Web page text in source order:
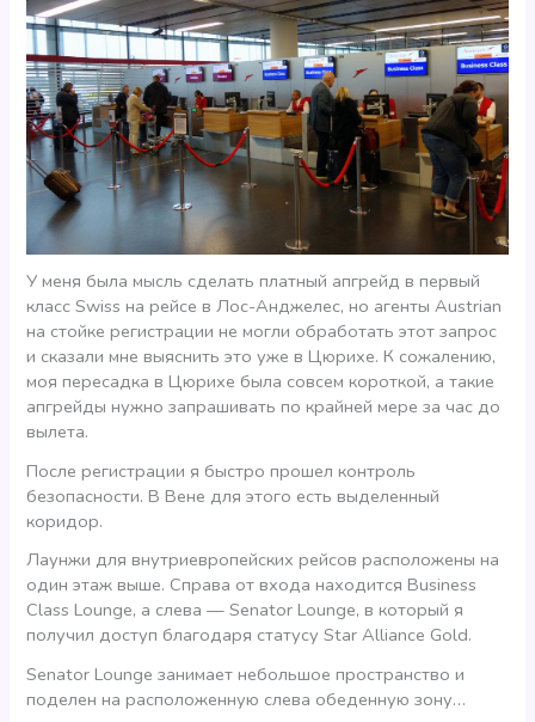
У меня была мысль сделать платный апгрейд в первый
класс Swiss на рейсе в Лос-Анджелес, но агенты Austrian
на стойке регистрации не могли обработать этот запрос
и сказали мне выяснить это уже в Цюрихе. К сожалению,
моя пересадка в Цюрихе была совсем короткой, а такие
апгрейды нужно запрашивать по крайней мере за час до
вылета.
После регистрации я быстро прошел контроль
безопасности. В Вене для этого есть выделенный
коридор.
Лаунжи для внутриевропейских рейсов расположены на
один этаж выше. Справа от входа находится Business
Class Lounge, а слева — Senator Lounge, в который я
получил доступ благодаря статусу Star Alliance Gold.
Senator Lounge занимает небольшое пространство и
поделен на расположенную слева обеденную зону…